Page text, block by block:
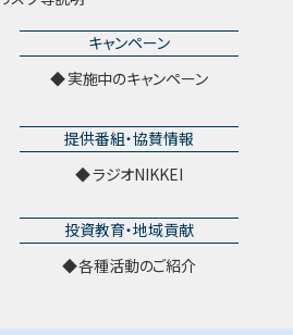
キャンペーン
実施中のキャンペーン
提供番組・協賛情報
ラジオNIKKEI
投資教育・地域貢献
各種活動のご紹介